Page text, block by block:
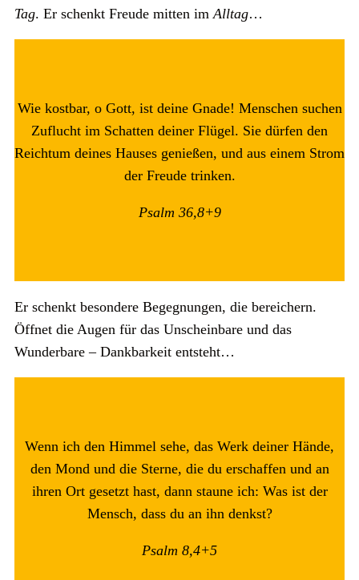
Tag. Er schenkt Freude mitten im Alltag…
Wie kostbar, o Gott, ist deine Gnade! Menschen suchen
Zuflucht im Schatten deiner Flügel. Sie dürfen den
Reichtum deines Hauses genießen, und aus einem Strom
der Freude trinken.
Psalm 36,8+9
Er schenkt besondere Begegnungen, die bereichern.
Öffnet die Augen für das Unscheinbare und das
Wunderbare – Dankbarkeit entsteht…
Wenn ich den Himmel sehe, das Werk deiner Hände,
den Mond und die Sterne, die du erschaffen und an
ihren Ort gesetzt hast, dann staune ich: Was ist der
Mensch, dass du an ihn denkst?
Psalm 8,4+5